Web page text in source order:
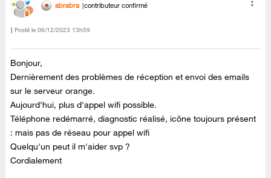
abrabra contributeur confirmé
Posté le ‎06/12/2023 13h59
Bonjour,
Dernièrement des problèmes de réception et envoi des emails
sur le serveur orange.
Aujourd'hui, plus d'appel wifi possible.
Téléphone redémarré, diagnostic réalisé, icône toujours présent
: mais pas de réseau pour appel wifi
Quelqu'un peut il m'aider svp ?
Cordialement